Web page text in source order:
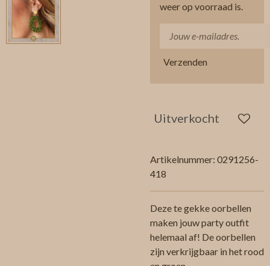
weer op voorraad is.
Verzenden
Uitverkocht
Artikelnummer: 0291256-
418
Deze te gekke oorbellen
maken jouw party outfit
helemaal af! De oorbellen
zijn verkrijgbaar in het rood